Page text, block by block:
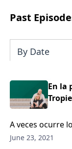
su
Past
By Date
En la
A veces ocurre
comparte cómo
June 23, 2021